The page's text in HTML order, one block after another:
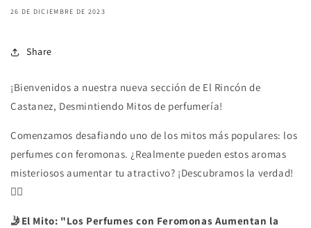
26 DE DICIEMBRE DE 2023
Share
¡Bienvenidos a nuestra nueva sección de El Rincón de
Castanez, Desmintiendo Mitos de perfumería!
Comenzamos desafiando uno de los mitos más populares: los
perfumes con feromonas. ¿Realmente pueden estos aromas
misteriosos aumentar tu atractivo? ¡Descubramos la verdad!
🕵️‍♂️
🤳El Mito: "Los Perfumes con Feromonas Aumentan la